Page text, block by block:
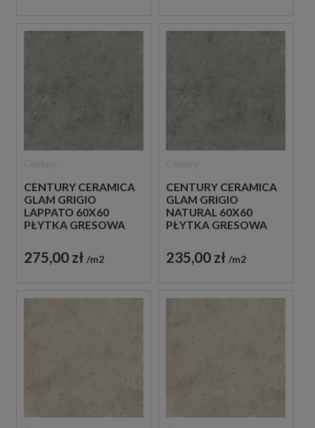
CENTURY CERAMICA
GLAM GRIGIO
LAPPATO 60X60
PŁYTKA GRESOWA
275,00 zł m2
CENTURY CERAMICA
GLAM GRIGIO
NATURAL 60X60
PŁYTKA GRESOWA
235,00 zł m2